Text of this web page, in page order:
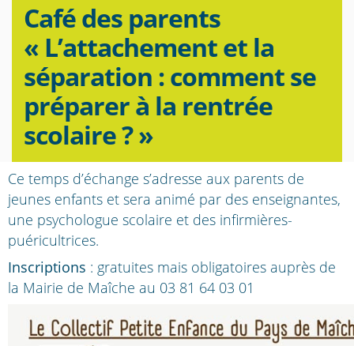
Café des parents
« L’attachement et la
séparation : comment se
préparer à la rentrée
scolaire ? »
Ce temps d’échange s’adresse aux parents de
jeunes enfants et sera animé par des enseignantes,
une psychologue scolaire et des infirmières-
puéricultrices.
Inscriptions : gratuites mais obligatoires auprès de
la Mairie de Maîche au 03 81 64 03 01